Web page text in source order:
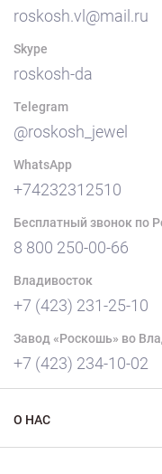
roskosh.vl@mail.ru
Skype
roskosh-da
Telegram
@roskosh_jewel
WhatsApp
+74232312510
Бесплатный звонок по
8 800 250-00-66
Владивосток
+7 (423) 231-25-10
Завод «Роскошь» во
+7 (423) 234-10-02
О НАС